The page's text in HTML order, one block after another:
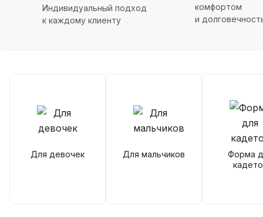
Индивидуальный подход
к каждому клиенту
комфортом
и
Для девочек Для мальчиков
Форма